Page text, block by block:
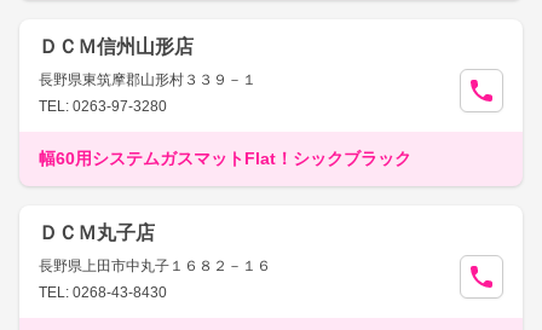
ＤＣＭ信州山形店
長野県東筑摩郡山形村３３９－１
TEL: 0263-97-3280
幅60用システムガスマットFlat！シックブラック
ＤＣＭ丸子店
長野県上田市中丸子１６８２－１６
TEL: 0268-43-8430